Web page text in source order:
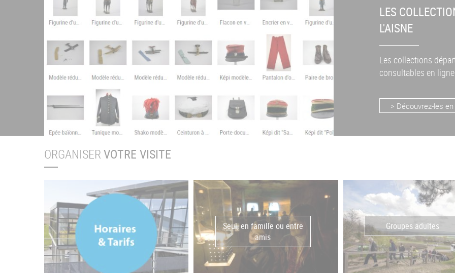
LES
L'AISNE
Les collections
consultables en
> Découvrez-les
ORGANISERVOTRE VISITE
Seul, en famille ou entre
amis
Groupes adultes